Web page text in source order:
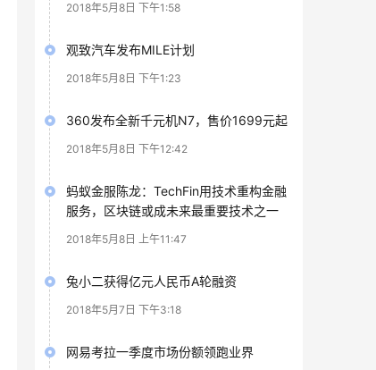
2018年5月8日 下午1:58
观致汽车发布MILE计划
2018年5月8日 下午1:23
360发布全新千元机N7，售价1699元起
2018年5月8日 下午12:42
蚂蚁金服陈龙：TechFin用技术重构金融
服务，区块链或成未来最重要技术之一
2018年5月8日 上午11:47
兔小二获得亿元人民币A轮融资
2018年5月7日 下午3:18
网易考拉一季度市场份额领跑业界